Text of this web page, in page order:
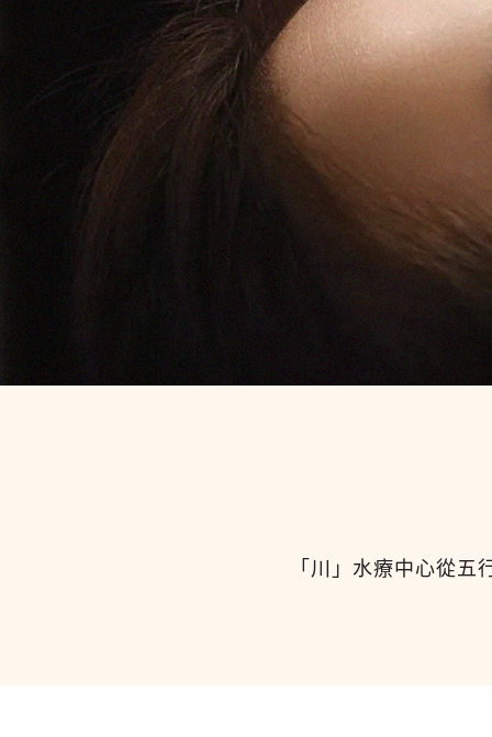
「川」水療中心從